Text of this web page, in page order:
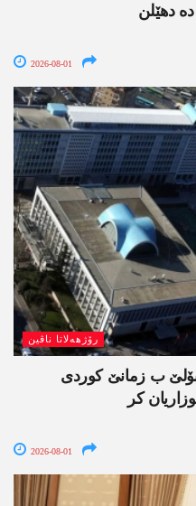
دھێلن
2026-08-01
رۆژھەلاتا ناڤین
ب زمانێ کوردی
کر
2026-08-01